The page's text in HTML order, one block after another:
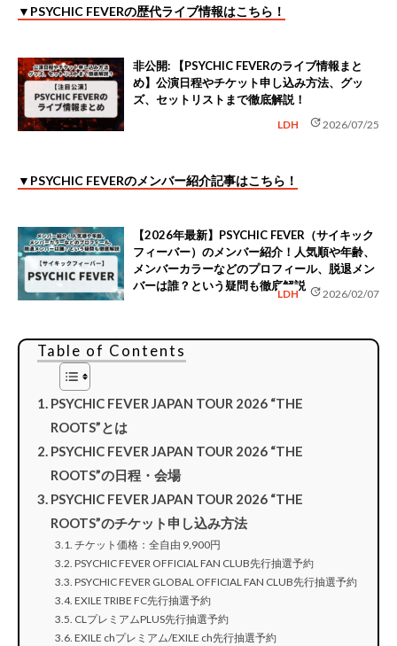
▼PSYCHIC FEVERの歴代ライブ情報はこちら！
非公開: 【PSYCHIC FEVERのライブ情報まと
め】公演日程やチケット申し込み方法、グッ
ズ、セットリストまで徹底解説！
LDH update2026/07/25
▼PSYCHIC FEVERのメンバー紹介記事はこちら！
【2026年最新】PSYCHIC FEVER（サイキック
フィーバー）のメンバー紹介！人気順や年齢、
メンバーカラーなどのプロフィール、脱退メン
バーは誰？という疑問も徹底解説
LDH update2026/02/07
Table of Contents
PSYCHIC FEVER JAPAN TOUR 2026 “THE
ROOTS”とは
PSYCHIC FEVER JAPAN TOUR 2026 “THE
ROOTS”の日程・会場
PSYCHIC FEVER JAPAN TOUR 2026 “THE
ROOTS”のチケット申し込み方法
チケット価格：全自由 9,900円
PSYCHIC FEVER OFFICIAL FAN CLUB先行抽選予約
PSYCHIC FEVER GLOBAL OFFICIAL FAN CLUB先行抽選予約
EXILE TRIBE FC先行抽選予約
CLプレミアムPLUS先行抽選予約
EXILE chプレミアム/EXILE ch先行抽選予約